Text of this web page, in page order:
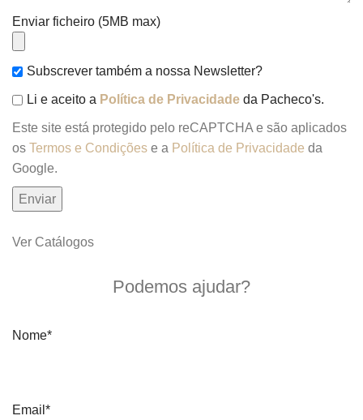
Enviar ficheiro (5MB max)
Subscrever também a nossa Newsletter?
Li e aceito a Política de Privacidade da Pacheco's.
Este site está protegido pelo reCAPTCHA e são aplicados
os Termos e Condições e a Política de Privacidade da
Google.
Ver Catálogos
Podemos ajudar?
Nome*
Email*